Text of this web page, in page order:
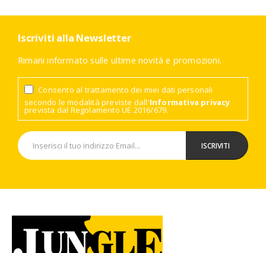
Iscriviti alla Newsletter
Rimani informato sulle ultime novità e promozioni.
Consento al trattamento dei miei dati personali
secondo le modalità previste dall'Informativa privacy
prevista dal Regolamento UE 2016/679.